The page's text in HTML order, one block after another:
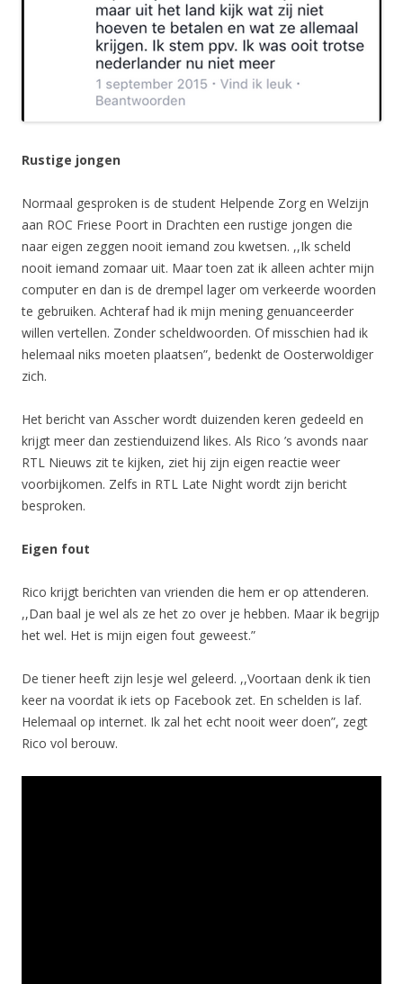
Rustige jongen
Normaal gesproken is de student Helpende Zorg en Welzijn
aan ROC Friese Poort in Drachten een rustige jongen die
naar eigen zeggen nooit iemand zou kwetsen. ,,Ik scheld
nooit iemand zomaar uit. Maar toen zat ik alleen achter mijn
computer en dan is de drempel lager om verkeerde woorden
te gebruiken. Achteraf had ik mijn mening genuanceerder
willen vertellen. Zonder scheldwoorden. Of misschien had ik
helemaal niks moeten plaatsen”, bedenkt de Oosterwoldiger
zich.
Het bericht van Asscher wordt duizenden keren gedeeld en
krijgt meer dan zestienduizend likes. Als Rico ’s avonds naar
RTL Nieuws zit te kijken, ziet hij zijn eigen reactie weer
voorbijkomen. Zelfs in RTL Late Night wordt zijn bericht
besproken.
Eigen fout
Rico krijgt berichten van vrienden die hem er op attenderen.
,,Dan baal je wel als ze het zo over je hebben. Maar ik begrijp
het wel. Het is mijn eigen fout geweest.”
De tiener heeft zijn lesje wel geleerd. ,,Voortaan denk ik tien
keer na voordat ik iets op Facebook zet. En schelden is laf.
Helemaal op internet. Ik zal het echt nooit weer doen”, zegt
Rico vol berouw.